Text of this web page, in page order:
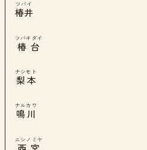
椿井
ツバイ
椿台
ツバキダイ
梨本
ナシモト
鳴川
ナルカワ
ニシノミヤ